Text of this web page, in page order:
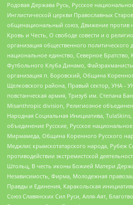
Родовая Держава Русь, Русское
Инглистической церкви Православных
общенациональный союз, Движение против
Кровь и Честь, О свободе совести и о
организация общественного политического
национальное единство, Северное
Футбольного Клуба Динамо,
организация п. Боровский, Община
Щелковского района, Правый сектор, УНА -
повстанческая армия, Тризуб им. Степана
Misanthropic division, Религиозное
Народная Социальная Инициатива,
объединение Русские, Русское
Мирмамеда, Община Коренного Русского
Меджлис крымскотатарского народа, Рубеж
противодействии экстремистской
Штольц, В честь иконы Божией Матери
Независимость, Фирма, Молодежная
Правды и Единения, Каракольская
Союз Славянских Сил Руси, Алля-Аят,